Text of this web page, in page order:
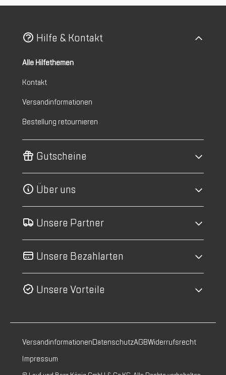
Hilfe & Kontakt
Alle Hilfethemen
Kontakt
Versandinformationen
Bestellung retournieren
Gutscheine
Über uns
Unsere Partner
Unsere Bezahlarten
Unsere Vorteile
VersandinformationenDatenschutzAGBWiderrufsrecht
Impressum